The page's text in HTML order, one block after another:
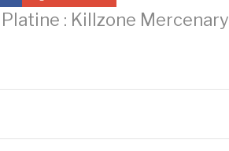
: Killzone Mercenary